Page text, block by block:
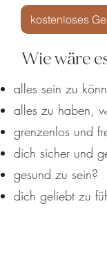
kostenloses
Wie wäre
alles sein zu
alles zu haben,
grenzenlos und
dich sicher und
gesund zu sein?
dich geliebt zu